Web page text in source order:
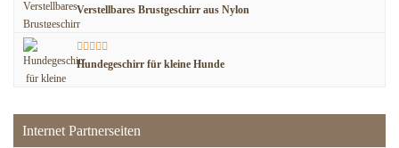
Verstellbares Brustgeschirr aus Nylon
Hundegeschirr für kleine Hunde
Internet Partnerseiten